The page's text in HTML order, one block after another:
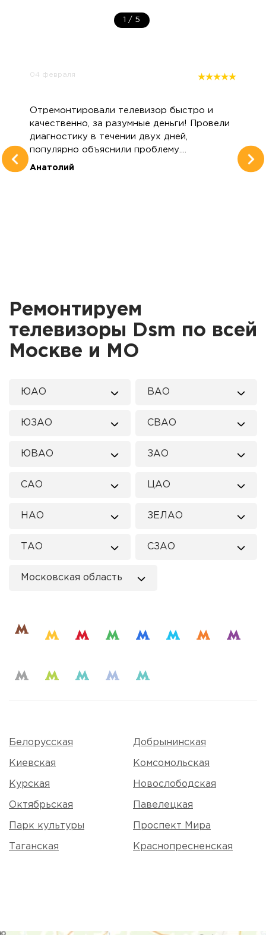
1 / 5
04 февраля
Отремонтировали телевизор быстро и
качественно, за разумные деньги! Провели
диагностику в течении двух дней,
популярно объяснили проблему....
Анатолий
Ремонтируем
телевизоры Dsm по всей
Москве и МО
ЮАО ВАО
ЮЗАО СВАО
ЮВАО ЗАО
САО ЦАО
НАО ЗЕЛАО
ТАО СЗАО
Московская область
Белорусская Добрынинская
Киевская Комсомольская
Курская Новослободская
Октябрьская Павелецкая
Парк культуры Проспект Мира
Таганская Краснопресненская